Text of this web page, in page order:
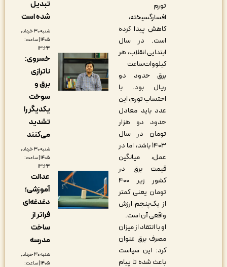
افسارگسیخته،
کاهش پیدا کرده
است. در سال
ابتدایی انقلاب، هر
کیلووات‌ساعت
برق حدود دو
ریال بود. با
احتساب تورم، این
عدد باید معادل
حدود دو هزار
تومان در سال
۱۴۰۳ باشد، اما در
عمل، میانگین
قیمت برق در
کشور زیر ۴۰۰
تومان یعنی کمتر
از یک‌پنجم ارزش
واقعی آن است.
او با انتقاد از میزان
مصرف برق عنوان
کرد: این سیاست
باعث شده تا پیام
شده است
شنبه ۳۰ خرداد,
۱۴۰۵ | ساعت:
خسروی:
ناترازی
برق و
یکدیگر را
می‌کنند
شنبه ۳۰ خرداد,
۱۴۰۵ | ساعت:
عدالت
آموزشی؛
دغدغه‌ای
شنبه ۳۰ خرداد,
۱۴۰۵ | ساعت: